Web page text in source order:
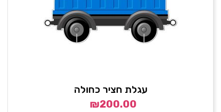
עגלת חציר כחולה
₪200.00